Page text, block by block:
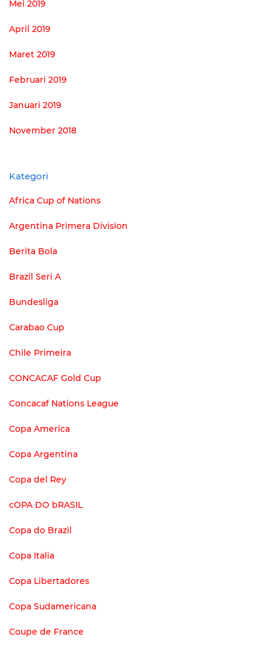
Mei 2019
April 2019
Maret 2019
Februari 2019
Januari 2019
November 2018
Kategori
Africa Cup of Nations
Argentina Primera Division
Berita Bola
Brazil Seri A
Bundesliga
Carabao Cup
Chile Primeira
CONCACAF Gold Cup
Concacaf Nations League
Copa America
Copa Argentina
Copa del Rey
cOPA DO bRASIL
Copa do Brazil
Copa Italia
Copa Libertadores
Copa Sudamericana
Coupe de France